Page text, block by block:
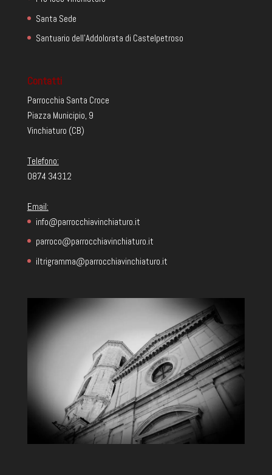
Santa Sede
Santuario dell'Addolorata di Castelpetroso
Contatti
Parrocchia Santa Croce
Piazza Municipio, 9
Vinchiaturo (CB)
Telefono:
0874 34312
Email:
info@parrocchiavinchiaturo.it
parroco@parrocchiavinchiaturo.it
iltrigramma@parrocchiavinchiaturo.it